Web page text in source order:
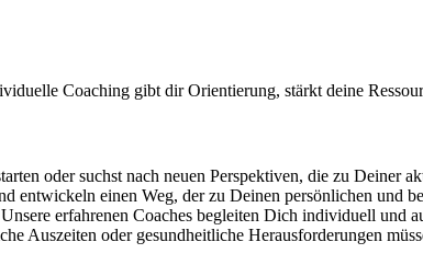
Coaching gibt dir Orientierung, stärkt deine
oder suchst nach neuen Perspektiven, die zu Deiner
entwickeln einen Weg, der zu Deinen persönlichen und
Unsere erfahrenen Coaches begleiten Dich individuell und
Auszeiten oder gesundheitliche Herausforderungen